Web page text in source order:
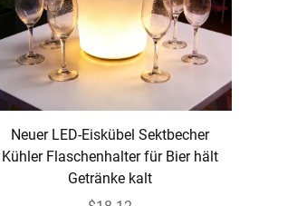
Neuer LED-Eiskübel Sektbecher
Kühler Flaschenhalter für Bier hält
Getränke kalt